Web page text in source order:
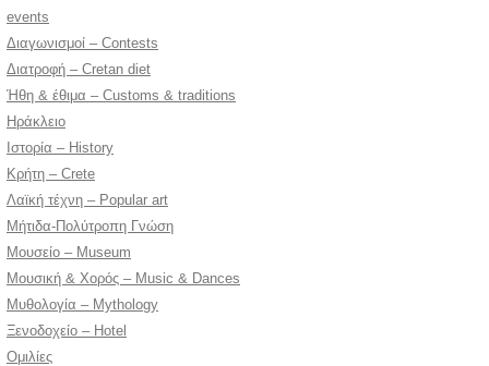
events
Διαγωνισμοί – Contests
Διατροφή – Cretan diet
Ήθη & έθιμα – Customs & traditions
Ηράκλειο
Ιστορία – History
Κρήτη – Crete
Λαϊκή τέχνη – Popular art
Μήτιδα-Πολύτροπη Γνώση
Μουσείο – Museum
Μουσική & Χορός – Music & Dances
Μυθολογία – Mythology
Ξενοδοχείο – Hotel
Ομιλίες